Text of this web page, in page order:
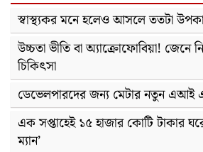
স্বাস্থ্যকর মনে হলেও আসলে ততটা
উচ্চতা ভীতি বা অ্যাক্রোফোবিয়া! জেনে
চিকিৎসা
ডেভেলপারদের জন্য মেটার নতুন
এক সপ্তাহেই ১৫ হাজার কোটি টাকার
ম্যান’